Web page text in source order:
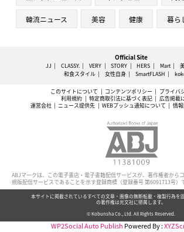
韓流ニュース 美容 健康 暮ら
Official Site
JJ CLASSY. VERY STORY HERS Mart
和食スタイル
女性自身 SmartFLASH
このサイトについて コンテンツポリシー
プライバ
利用規約
特定商取引法に基づく表記
広告掲載
運営会社
ニュース提供先 WEBプッシュ通知について 情
ABJマークは、この電子書店・電子書籍配信サービスが、著作権者から
規版配信サービスであることを示す登録商標（登録番号 第6091713号）で
本サイトに掲載されているすべての文章・画像の無断転載・複製行為を
の著作権は光文社に帰属します。
© Kobunsha Co., Ltd. All Rights Reserved.
WP2Social Auto Publish Powered By :